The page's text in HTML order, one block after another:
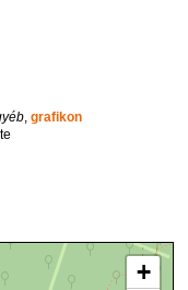
,grafikon
+